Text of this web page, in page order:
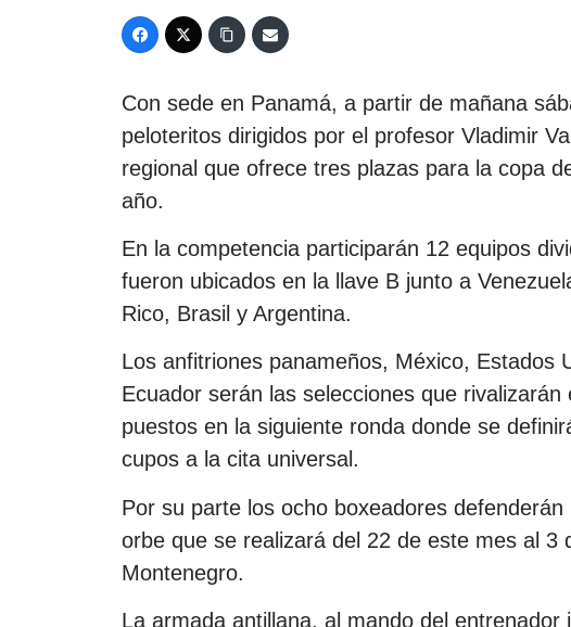
Con sede en Panamá, a partir de mañana
peloteritos dirigidos por el profesor Vladimir
regional que ofrece tres plazas para la copa
año.
En la competencia participarán 12 equipos
fueron ubicados en la llave B junto a
Rico, Brasil y Argentina.
Los anfitriones panameños, México, Estados
Ecuador serán las selecciones que
puestos en la siguiente ronda donde se
cupos a la cita universal.
Por su parte los ocho boxeadores
orbe que se realizará del 22 de este mes al 3
Montenegro.
La armada antillana, al mando del